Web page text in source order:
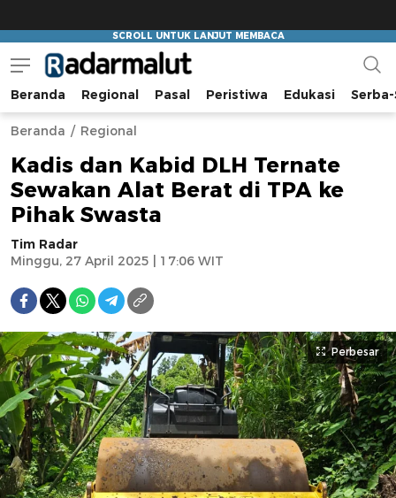
Radar Malut
Bacaan Nyindir
Beranda Regional Pasal Peristiwa Edukasi
Beranda Regional
Kadis dan Kabid DLH Ternate
Sewakan Alat Berat di TPA ke
Pihak Swasta
Tim Radar
Minggu, 27 April 2025 | 17:06 WIT
Perbesar